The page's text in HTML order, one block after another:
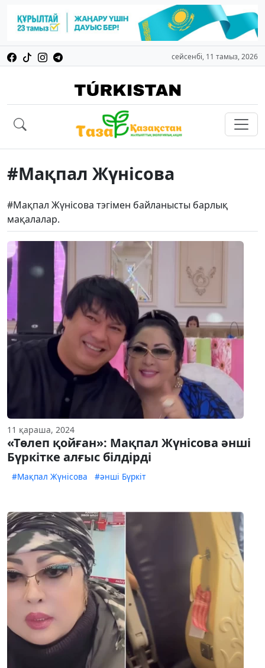
сейсенбі, 11 тамыз, 2026
#Мақпал Жүнісова
#Мақпал Жүнісова тэгімен байланысты барлық
мақалалар.
11 қараша, 2024
«Төлеп қойған»: Мақпал Жүнісова әнші
Бүркітке алғыс білдірді
#Мақпал Жүнісова #әнші Бүркіт